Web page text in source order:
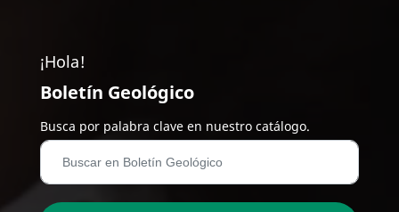
¡Hola!
Boletín Geológico
Busca por palabra clave en nuestro catálogo.